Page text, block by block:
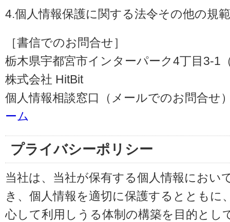
4.個人情報保護に関する法令その他の規
［書信でのお問合せ］
栃木県宇都宮市インターパーク4丁目3-1
株式会社 HitBit
個人情報相談窓口（メールでのお問合せ
ーム
プライバシーポリシー
当社は、当社が保有する個人情報におい
き、個人情報を適切に保護するとともに
心して利用しうる体制の構築を目的とし